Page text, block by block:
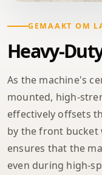
GEMAAKT OM
Heavy-
As the machine's
mounted, high-
effectively offsets
by the front bucket
ensures that the
even during high-